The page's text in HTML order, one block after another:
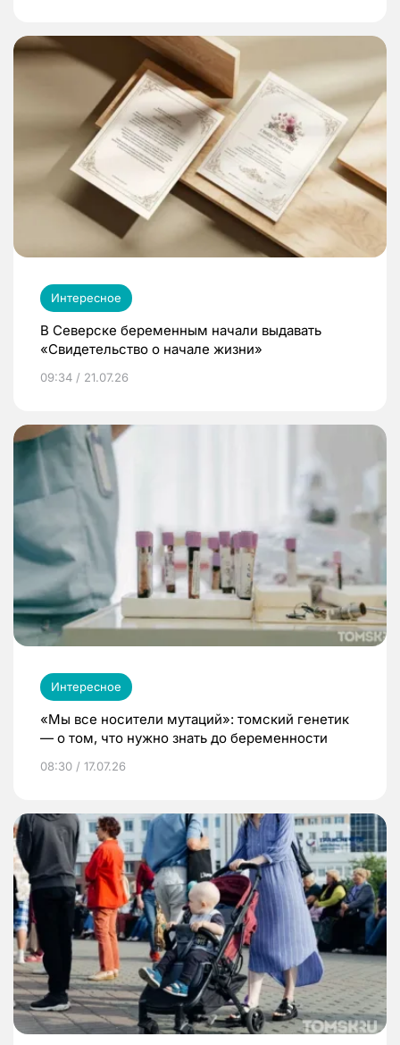
Интересное
В Северске беременным начали выдавать
«Свидетельство о начале жизни»
09:34 / 21.07.26
Интересное
«Мы все носители мутаций»: томский генетик
— о том, что нужно знать до беременности
08:30 / 17.07.26